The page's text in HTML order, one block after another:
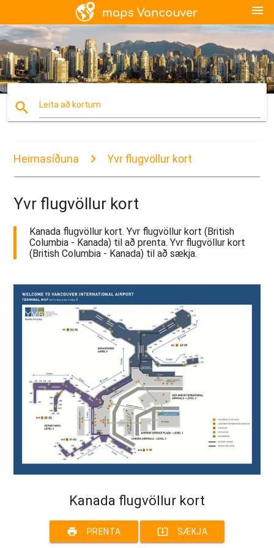
menu
search Leita að kortum
Heimasíðuna Yvr flugvöllur kort
Yvr flugvöllur kort
Kanada flugvöllur kort. Yvr flugvöllur kort (British
Columbia - Kanada) til að prenta. Yvr flugvöllur kort
(British Columbia - Kanada) til að sækja.
Kanada flugvöllur kort
print PRENTA system_update_alt SÆKJA